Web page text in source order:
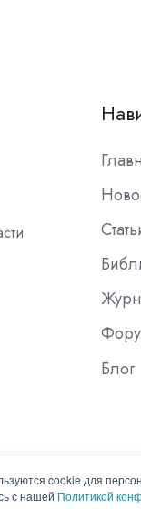
cookie для
с нашей Политикой
Блог